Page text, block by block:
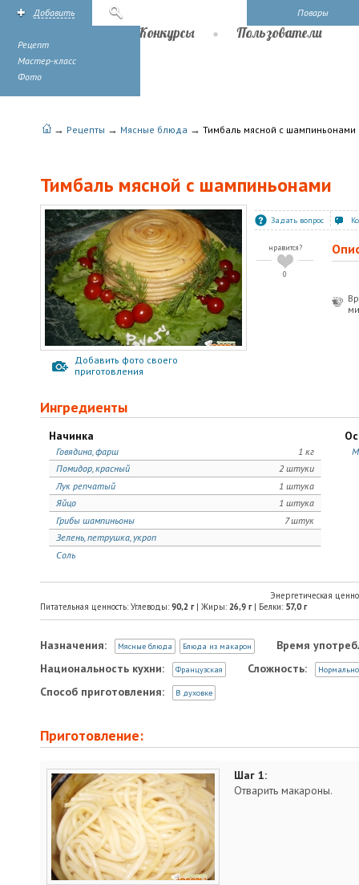
Повары
Добавить
Рецепт
Мастер-класс
Фото
Конкурсы Пользователи
→ Рецепты → Мясные блюда → Тимбаль мясной с шампиньонами
Тимбаль мясной с шампиньонами
Добавить фото своего
приготовления
Задать вопрос
нравится?
0
Ингредиенты
Начинка
1 кг
Говядина, фарш
2 штуки
Помидор, красный
1 штука
Лук репчатый
1 штука
Яйцо
7 штук
Грибы шампиньоны
Зелень, петрушка, укроп
Соль
Энергетическая
Питательная ценность: Углеводы: 90,2 г| Жиры: 26,9 г| Белки: 57,0 г
Назначения: Мясные блюда Блюда из макарон
Время
Национальность кухни:
Французская Сложность: Нормально
Способ приготовления: В духовке
Приготовление:
Шаг 1:
Отварить макароны.